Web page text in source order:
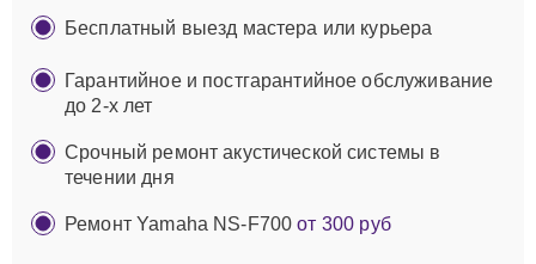
Бесплатный выезд мастера или курьера
Гарантийное и постгарантийное обслуживание
до 2-х лет
Срочный ремонт акустической системы в
течении дня
Ремонт Yamaha NS-F700от 300 руб